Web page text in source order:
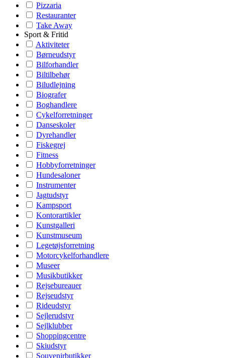
Pizzaria
Restauranter
Take Away
Sport & Fritid
Aktiviteter
Børneudstyr
Bilforhandler
Biltilbehør
Biludlejning
Biografer
Boghandlere
Cykelforretninger
Danseskoler
Dyrehandler
Fiskegrej
Fitness
Hobbyforretninger
Hundesaloner
Instrumenter
Jagtudstyr
Kampsport
Kontorartikler
Kunstgalleri
Kunstmuseum
Legetøjsforretning
Motorcykelforhandlere
Museer
Musikbutikker
Rejsebureauer
Rejseudstyr
Rideudstyr
Sejlerudstyr
Sejlklubber
Shoppingcentre
Skiudstyr
Souvenirbutikker